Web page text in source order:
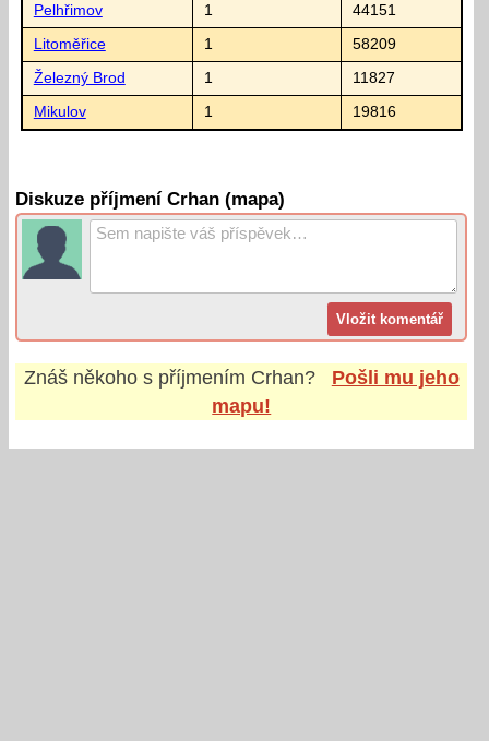
Pelhřimov 1 44151
Litoměřice 1 58209
Železný Brod 1 11827
Mikulov 1 19816
Diskuze příjmení Crhan (mapa)
Znáš někoho s příjmením Crhan?
Pošli mu jeho
mapu!